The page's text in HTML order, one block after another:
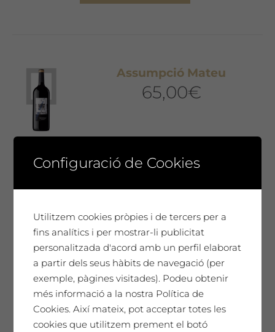
Assumpció Mateu
65,00€
Un homenatge únic. El nostre millor vi,
cada any seleccionat i presentat en una
dissenyada per l'artista convidat de
l'any. Només 300 ampolles màgnum.
Un vi especial, sorprenent, molt
complex i elegant que t'emocionarà ...
Afegeix a la cistella
Configuració de Cookies
Utilitzem cookies pròpies i de tercers per a
fins analítics i per mostrar-li publicitat
personalitzada d'acord amb un perfil elaborat
a partir dels seus hàbits de navegació (per
exemple, pàgines visitades). Podeu obtenir
més informació a la nostra Política de
Cookies. Així mateix, pot acceptar totes les
cookies que utilitzem prement el botó